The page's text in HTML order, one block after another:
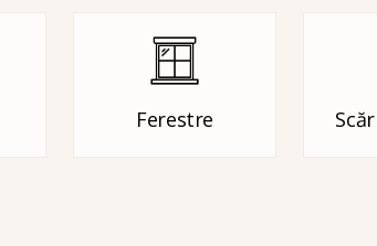
Ferestre